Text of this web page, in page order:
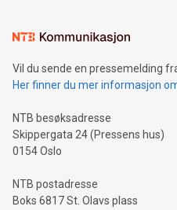
Vil du sende en pressemelding
Her finner du mer informasjon
NTB besøksadresse
Skippergata 24 (Pressens hus)
0154 Oslo
NTB postadresse
Boks 6817 St. Olavs plass